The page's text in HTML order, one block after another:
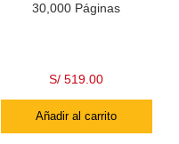
30,000 Páginas
S/ 519.00
Añadir al carrito